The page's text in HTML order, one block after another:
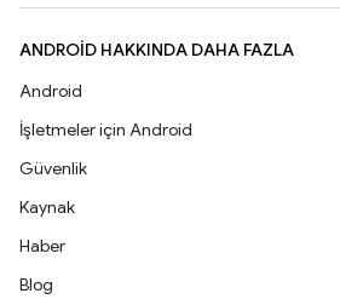
ANDROID HAKKINDA DAHA FAZLA
Android
İşletmeler için Android
Güvenlik
Kaynak
Haber
Blog